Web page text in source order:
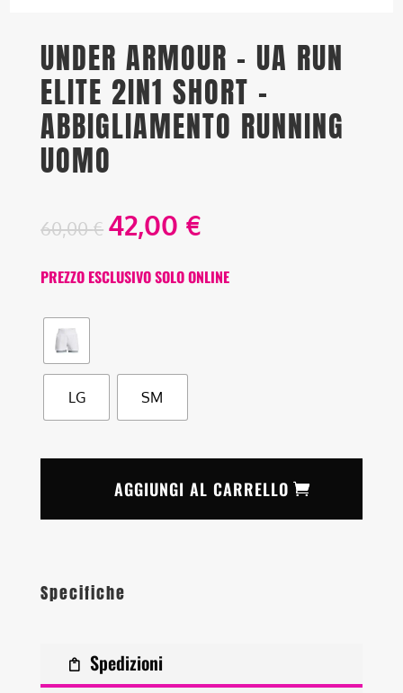
UNDER ARMOUR – UA RUN
ELITE 2IN1 SHORT –
ABBIGLIAMENTO RUNNING
UOMO
60,00€ 42,00 €
PREZZO ESCLUSIVO SOLO ONLINE
LG SM
AGGIUNGI AL CARRELLO
Specifiche
Spedizioni